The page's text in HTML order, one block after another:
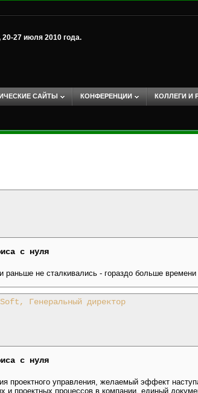
20-27 июля 2010 года.
САЙТЫ КОНФЕРЕНЦИИ КОЛЛЕГИ И
с нуля
раньше не сталкивались - гораздо больше
Генеральный директор
с нуля
проектного управления, желаемый эффект
и проектных процессов в компании, единый